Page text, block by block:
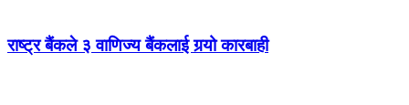
राष्ट्र बैंकले ३ वाणिज्य बैंकलाई गर्‍यो कारबाही